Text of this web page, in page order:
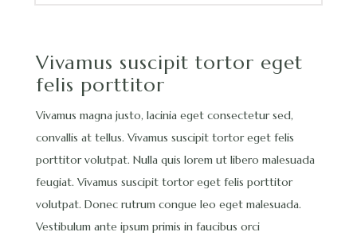
Vivamus suscipit tortor eget
felis porttitor
Vivamus magna justo, lacinia eget consectetur sed,
convallis at tellus. Vivamus suscipit tortor eget felis
porttitor volutpat. Nulla quis lorem ut libero malesuada
feugiat. Vivamus suscipit tortor eget felis porttitor
volutpat. Donec rutrum congue leo eget malesuada.
Vestibulum ante ipsum primis in faucibus orci